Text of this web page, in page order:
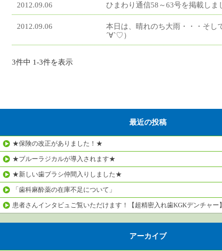
2012.09.06 ひまわり通信58～63号を掲載しま
2012.09.06
本日は、晴れのち大雨・・・そし
´∀`♡）
3件中 1-3件を表示
最近の投稿
★保険の改正がありました！★
★ブルーラジカルが導入されます★
★新しい歯ブラシ仲間入りしました★
「歯科麻酔薬の在庫不足について」
患者さんインタビュご覧いただけます！【超精密入れ歯KGKデンチャー
アーカイブ